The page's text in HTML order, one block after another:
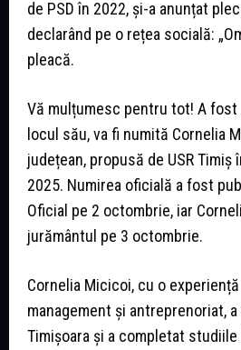
de PSD în 2022, și-a anunțat
declarând pe o rețea socială:
pleacă.
Vă mulțumesc pentru tot! A fost
locul său, va fi numită Cornelia
județean, propusă de USR Timiș
2025. Numirea oficială a fost
Oficial pe 2 octombrie, iar
jurământul pe 3 octombrie.
Cornelia Micicoi, cu o
management și antreprenoriat,
Timișoara și a completat